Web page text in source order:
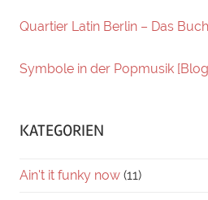
Quartier Latin Berlin – Das Buch
Symbole in der Popmusik
KATEGORIEN
Ain't it funky now (11)